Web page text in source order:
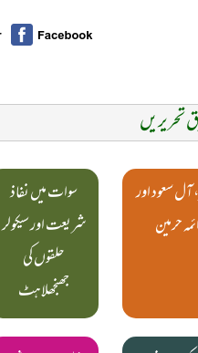
تحریریں
آل سعود اور
ائمہ حرمین
سوات میں نفاذ
شریعت اور سیکولر
حلقوں کی
جھنجھلاہٹ